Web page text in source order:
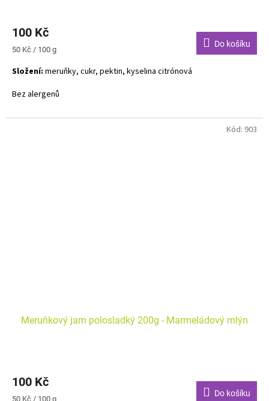
100 Kč
Měrná
50 Kč / 100 g
Do košíku
Složení: meruňky, cukr, pektin, kyselina citrónová
Bez alergenů
Meruňkový jam polosladký 200g - Marmeládový mlýn
100 Kč
Měrná
50 Kč / 100 g
Do košíku
Kód: 903